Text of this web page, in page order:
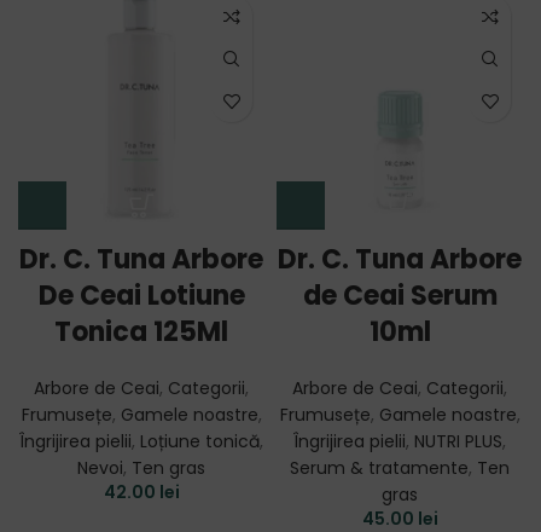
Dr. C. Tuna Arbore
De Ceai Lotiune
Tonica 125Ml
Arbore de Ceai, Categorii,
Frumusețe, Gamele noastre,
Îngrijirea pielii, Loțiune tonică,
Nevoi, Ten gras
42.00 lei
Dr. C. Tuna Arbore
de Ceai Serum
10ml
Arbore de Ceai, Categorii,
Frumusețe, Gamele noastre,
Îngrijirea pielii, NUTRI PLUS,
Serum & tratamente, Ten
gras
45.00 lei